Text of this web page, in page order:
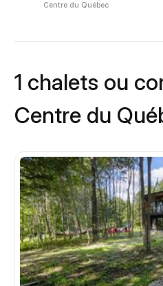
Centre du Québec
1 chalets ou
Centre du